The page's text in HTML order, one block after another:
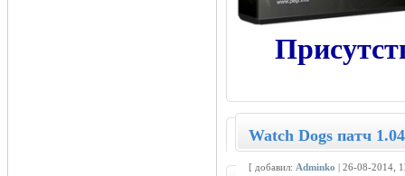
Watch Dogs патч
[ добавил: Adminko | 26-08-2014,